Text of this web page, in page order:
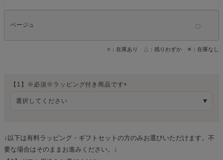
【1】※必須※ラッピング付き商品です
↓以下は有料ラッピング・ギフトセットの方のみお選びいただけます。不
要な場合はそのままお進みください。↓
ベージュ
○：在庫あり △：残りわずか ✕：在庫なし